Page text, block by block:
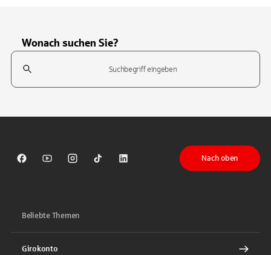
Wonach suchen Sie?
Suchfeld
Sparkasse auf Facebook
Sparkasse auf Youtube
Sparkasse auf Instagram
Sparkasse auf TikTok
Sparkasse auf LinkedIn
Nach oben
Beliebte Themen
Girokonto